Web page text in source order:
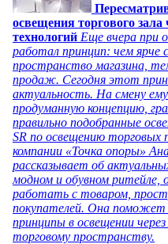
освещения торгового
технологий Еще вчера при
работал принцип: чем ярче
пространство магазина,
продаж. Сегодня этот
актуальность. На смену
продуманную концепцию,
правильно подобранные
SR по освещению торговых
компании «Точка опоры»
рассказывает об
модном и обувном ритейле,
работать с товаром,
покупателей. Она
принципы в освещении
торговому пространству.